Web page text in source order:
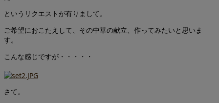
というリクエストが有りまして。
ご希望におこたえして、その中華の献立、作ってみたいと思いま
す。
こんな感じですが・・・・・
さて。